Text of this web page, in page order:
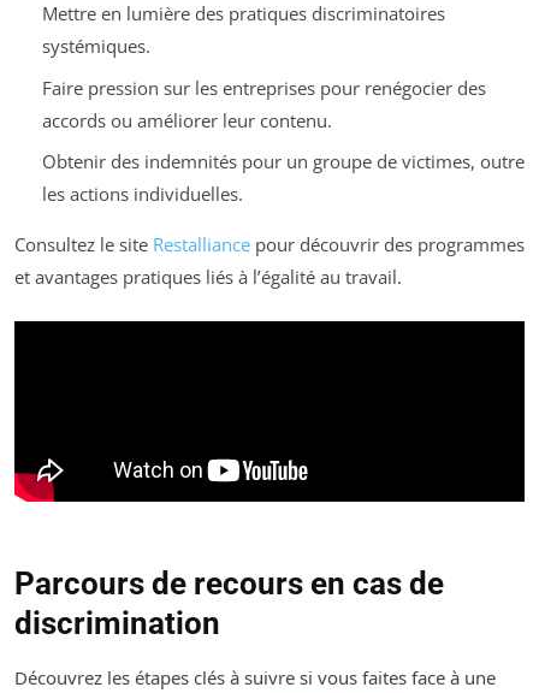
Mettre en lumière des pratiques discriminatoires
systémiques.
Faire pression sur les entreprises pour renégocier des
accords ou améliorer leur contenu.
Obtenir des indemnités pour un groupe de victimes, outre
les actions individuelles.
Consultez le site Restalliance pour découvrir des programmes
et avantages pratiques liés à l’égalité au travail.
Parcours de recours en cas de
discrimination
Découvrez les étapes clés à suivre si vous faites face à une